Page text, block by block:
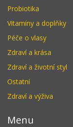
Probiotika
Vitamíny a doplňky
Péče o vlasy
Zdraví a krása
Zdraví a životní styl
Ostatní
Zdraví a výživa
Menu